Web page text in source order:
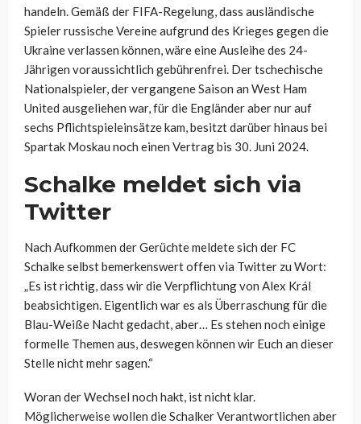
handeln. Gemäß der FIFA-Regelung, dass ausländische
Spieler russische Vereine aufgrund des Krieges gegen die
Ukraine verlassen können, wäre eine Ausleihe des 24-
Jährigen voraussichtlich gebührenfrei. Der tschechische
Nationalspieler, der vergangene Saison an West Ham
United ausgeliehen war, für die Engländer aber nur auf
sechs Pflichtspieleinsätze kam, besitzt darüber hinaus bei
Spartak Moskau noch einen Vertrag bis 30. Juni 2024.
Schalke meldet sich via
Twitter
Nach Aufkommen der Gerüchte meldete sich der FC
Schalke selbst bemerkenswert offen via Twitter zu Wort:
„Es ist richtig, dass wir die Verpflichtung von Alex Král
beabsichtigen. Eigentlich war es als Überraschung für die
Blau-Weiße Nacht gedacht, aber… Es stehen noch einige
formelle Themen aus, deswegen können wir Euch an dieser
Stelle nicht mehr sagen.“
Woran der Wechsel noch hakt, ist nicht klar.
Möglicherweise wollen die Schalker Verantwortlichen aber